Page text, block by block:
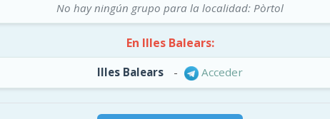
No hay ningún grupo para la localidad: Pòrtol
En Illes Balears:
Illes Balears - Acceder